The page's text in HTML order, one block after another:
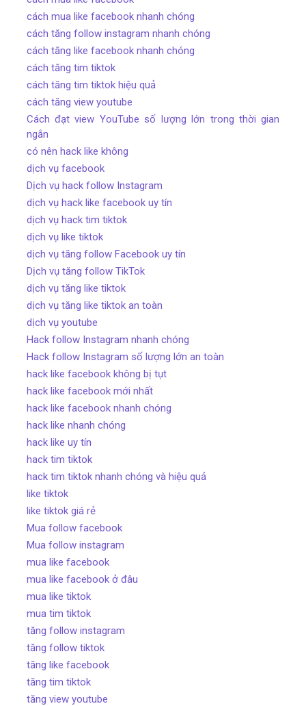
cách mua like facebook nhanh chóng
cách tăng follow instagram nhanh chóng
cách tăng like facebook nhanh chóng
cách tăng tim tiktok
cách tăng tim tiktok hiệu quả
cách tăng view youtube
Cách đạt view YouTube số lượng lớn trong thời gian
ngắn
có nên hack like không
dịch vụ facebook
Dịch vụ hack follow Instagram
dịch vụ hack like facebook uy tín
dịch vụ hack tim tiktok
dịch vụ like tiktok
dịch vụ tăng follow Facebook uy tín
Dịch vụ tăng follow TikTok
dịch vụ tăng like tiktok
dịch vụ tăng like tiktok an toàn
dịch vụ youtube
Hack follow Instagram nhanh chóng
Hack follow Instagram số lượng lớn an toàn
hack like facebook không bị tụt
hack like facebook mới nhất
hack like facebook nhanh chóng
hack like nhanh chóng
hack like uy tín
hack tim tiktok
hack tim tiktok nhanh chóng và hiệu quả
like tiktok
like tiktok giá rẻ
Mua follow facebook
Mua follow instagram
mua like facebook
mua like facebook ở đâu
mua like tiktok
mua tim tiktok
tăng follow instagram
tăng follow tiktok
tăng like facebook
tăng tim tiktok
tăng view youtube